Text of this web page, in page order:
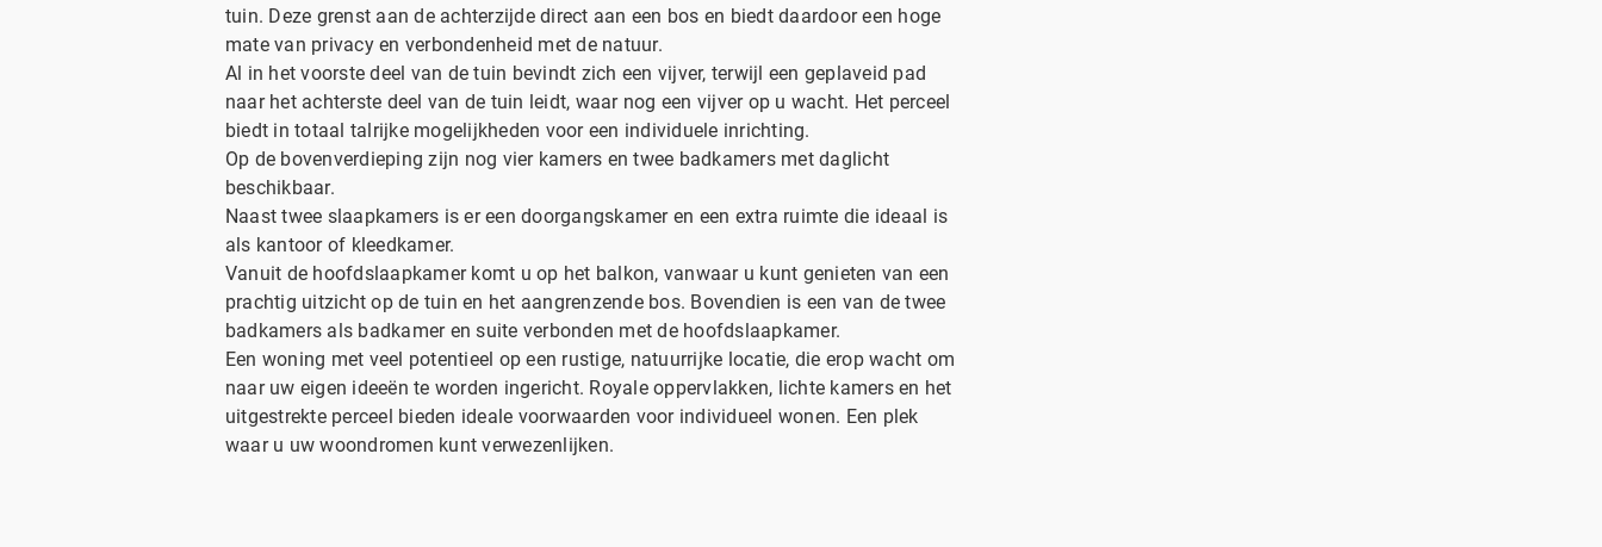
tuin. Deze grenst aan de achterzijde direct aan een bos en biedt daardoor een hoge
mate van privacy en verbondenheid met de natuur.
Al in het voorste deel van de tuin bevindt zich een vijver, terwijl een geplaveid pad
naar het achterste deel van de tuin leidt, waar nog een vijver op u wacht. Het perceel
biedt in totaal talrijke mogelijkheden voor een individuele inrichting.
Op de bovenverdieping zijn nog vier kamers en twee badkamers met daglicht
beschikbaar.
Naast twee slaapkamers is er een doorgangskamer en een extra ruimte die ideaal is
als kantoor of kleedkamer.
Vanuit de hoofdslaapkamer komt u op het balkon, vanwaar u kunt genieten van een
prachtig uitzicht op de tuin en het aangrenzende bos. Bovendien is een van de twee
badkamers als badkamer en suite verbonden met de hoofdslaapkamer.
Een woning met veel potentieel op een rustige, natuurrijke locatie, die erop wacht om
naar uw eigen ideeën te worden ingericht. Royale oppervlakken, lichte kamers en het
uitgestrekte perceel bieden ideale voorwaarden voor individueel wonen. Een plek
waar u uw woondromen kunt verwezenlijken.